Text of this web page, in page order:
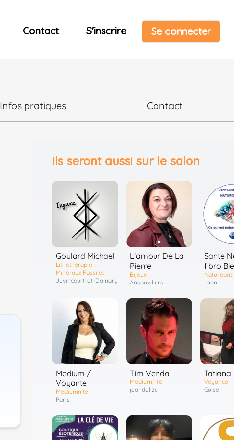
Contact S'inscrire Se connecter
Infos pratiques Contact
Ils seront aussi sur le salon
Goulard Michael
Lithothérapie -
Minéraux Fossiles
Juvincourt-et-Damary
L'amour De La
Pierre
Bijoux
Ansauvillers
Sante
fibro
Laon
Medium /
Voyante
Mediumnité
Paris
Tim Venda
Mediumnité
jeandelize
Tatiana
Voyance
Guise